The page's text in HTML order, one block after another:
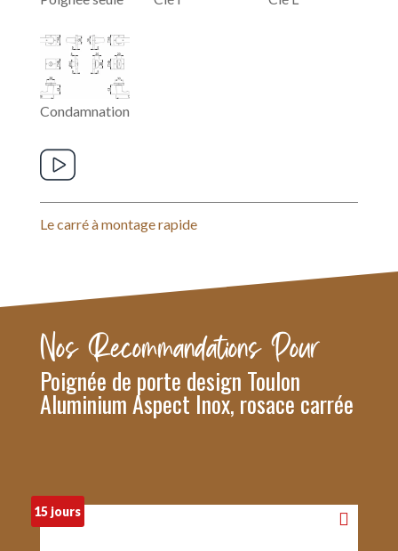
Condamnation
Le carré à montage rapide
Nos Recommandations Pour
Poignée de porte design Toulon
Aluminium Aspect Inox, rosace carrée
15 jours